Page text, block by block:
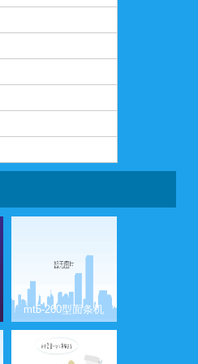
mt5-260型面条机